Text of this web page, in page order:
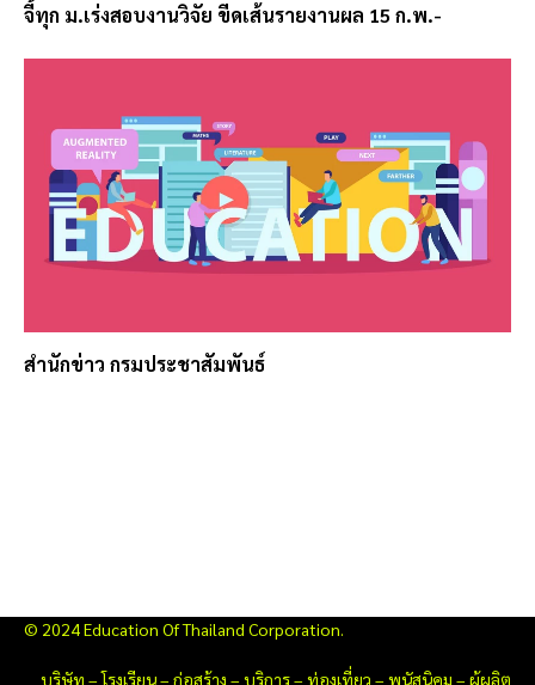
จี้ทุก ม.เร่งสอบงานวิจัย ขีดเส้นรายงานผล 15 ก.พ.-
สำนักข่าว กรมประชาสัมพันธ์
© 2024 Education Of Thailand Corporation.
บริษัท –โรงเรียน– ก่อสร้าง – บริการ– ท่องเที่ยว – พนัสนิคม – ผู้ผลิต